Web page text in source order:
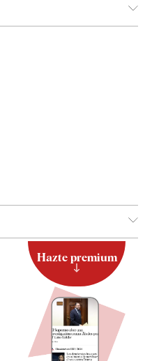
Hazte premium